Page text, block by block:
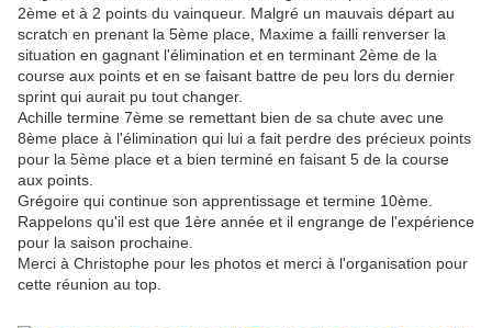
2ème et à 2 points du vainqueur. Malgré un mauvais départ au
scratch en prenant la 5ème place, Maxime a failli renverser la
situation en gagnant l'élimination et en terminant 2ème de la
course aux points et en se faisant battre de peu lors du dernier
sprint qui aurait pu tout changer.
Achille termine 7ème se remettant bien de sa chute avec une
8ème place à l'élimination qui lui a fait perdre des précieux points
pour la 5ème place et a bien terminé en faisant 5 de la course
aux points.
Grégoire qui continue son apprentissage et termine 10ème.
Rappelons qu'il est que 1ère année et il engrange de l'expérience
pour la saison prochaine.
Merci à Christophe pour les photos et merci à l'organisation pour
cette réunion au top.